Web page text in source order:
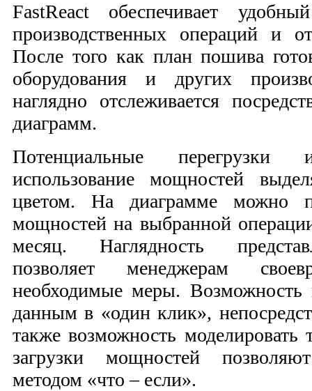
FastReact обеспечивает
производственных операций и
После того как план пошива
оборудования и других
наглядно отслеживается
диаграмм.
Потенциальные перегрузки
использование мощностей
цветом. На диаграмме можно
мощностей на выбранной
месяц. Наглядность
позволяет менеджерам
необходимые меры. Возможность
данным в «один клик»,
также возможность
загрузки мощностей
методом «что – если».